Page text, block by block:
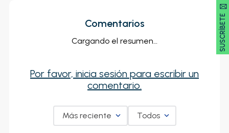
SUSCRÍBETE 🖂
Comentarios
Cargando el resumen…
Por favor, inicia sesión para escribir un
comentario.
Más reciente Todos